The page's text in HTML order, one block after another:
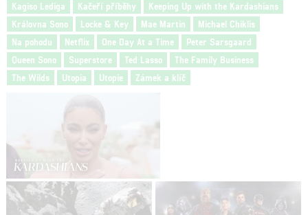
Kagiso Lediga
Kačeří příběhy
Keeping Up with the Kardashians
Královna Sono
Locke & Key Mae Martin
Michael Chiklis
Na pohodu
Netflix One Day At a Time
Peter Sarsgaard
Queen Sono
Superstore Ted Lasso
The Family Business
The Wilds
Utopia Utopie Zámek a klíč